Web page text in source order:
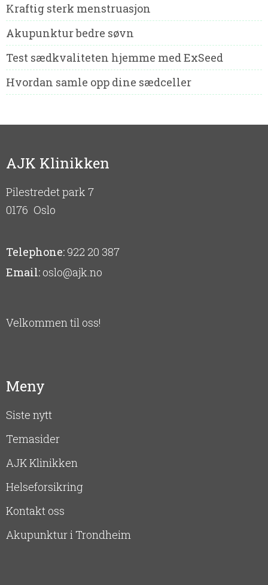
Kraftig sterk menstruasjon
Akupunktur bedre søvn
Test sædkvaliteten hjemme med ExSeed
Hvordan samle opp dine sædceller
AJK Klinikken
Pilestredet park 7
0176 Oslo
Telephone: 922 20 387
Email: oslo@ajk.no
Velkommen til oss!
Meny
Siste nytt
Temasider
AJK Klinikken
Helseforsikring
Kontakt oss
Akupunktur i Trondheim